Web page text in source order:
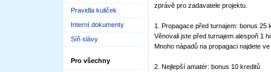
Pravidla kuliček
Interní dokumenty
Síň slávy
Pro všechny
zprávě pro zadavatele projektu.
1. Propagace před turnajem: bonus 25
Věnovali jste před turnajem alespoň 1
Mnoho nápadů na propagaci najdete
2. Nejlepší amatér: bonus 10 kreditů